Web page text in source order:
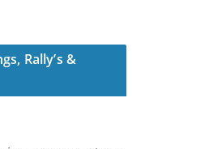
Rally’s &